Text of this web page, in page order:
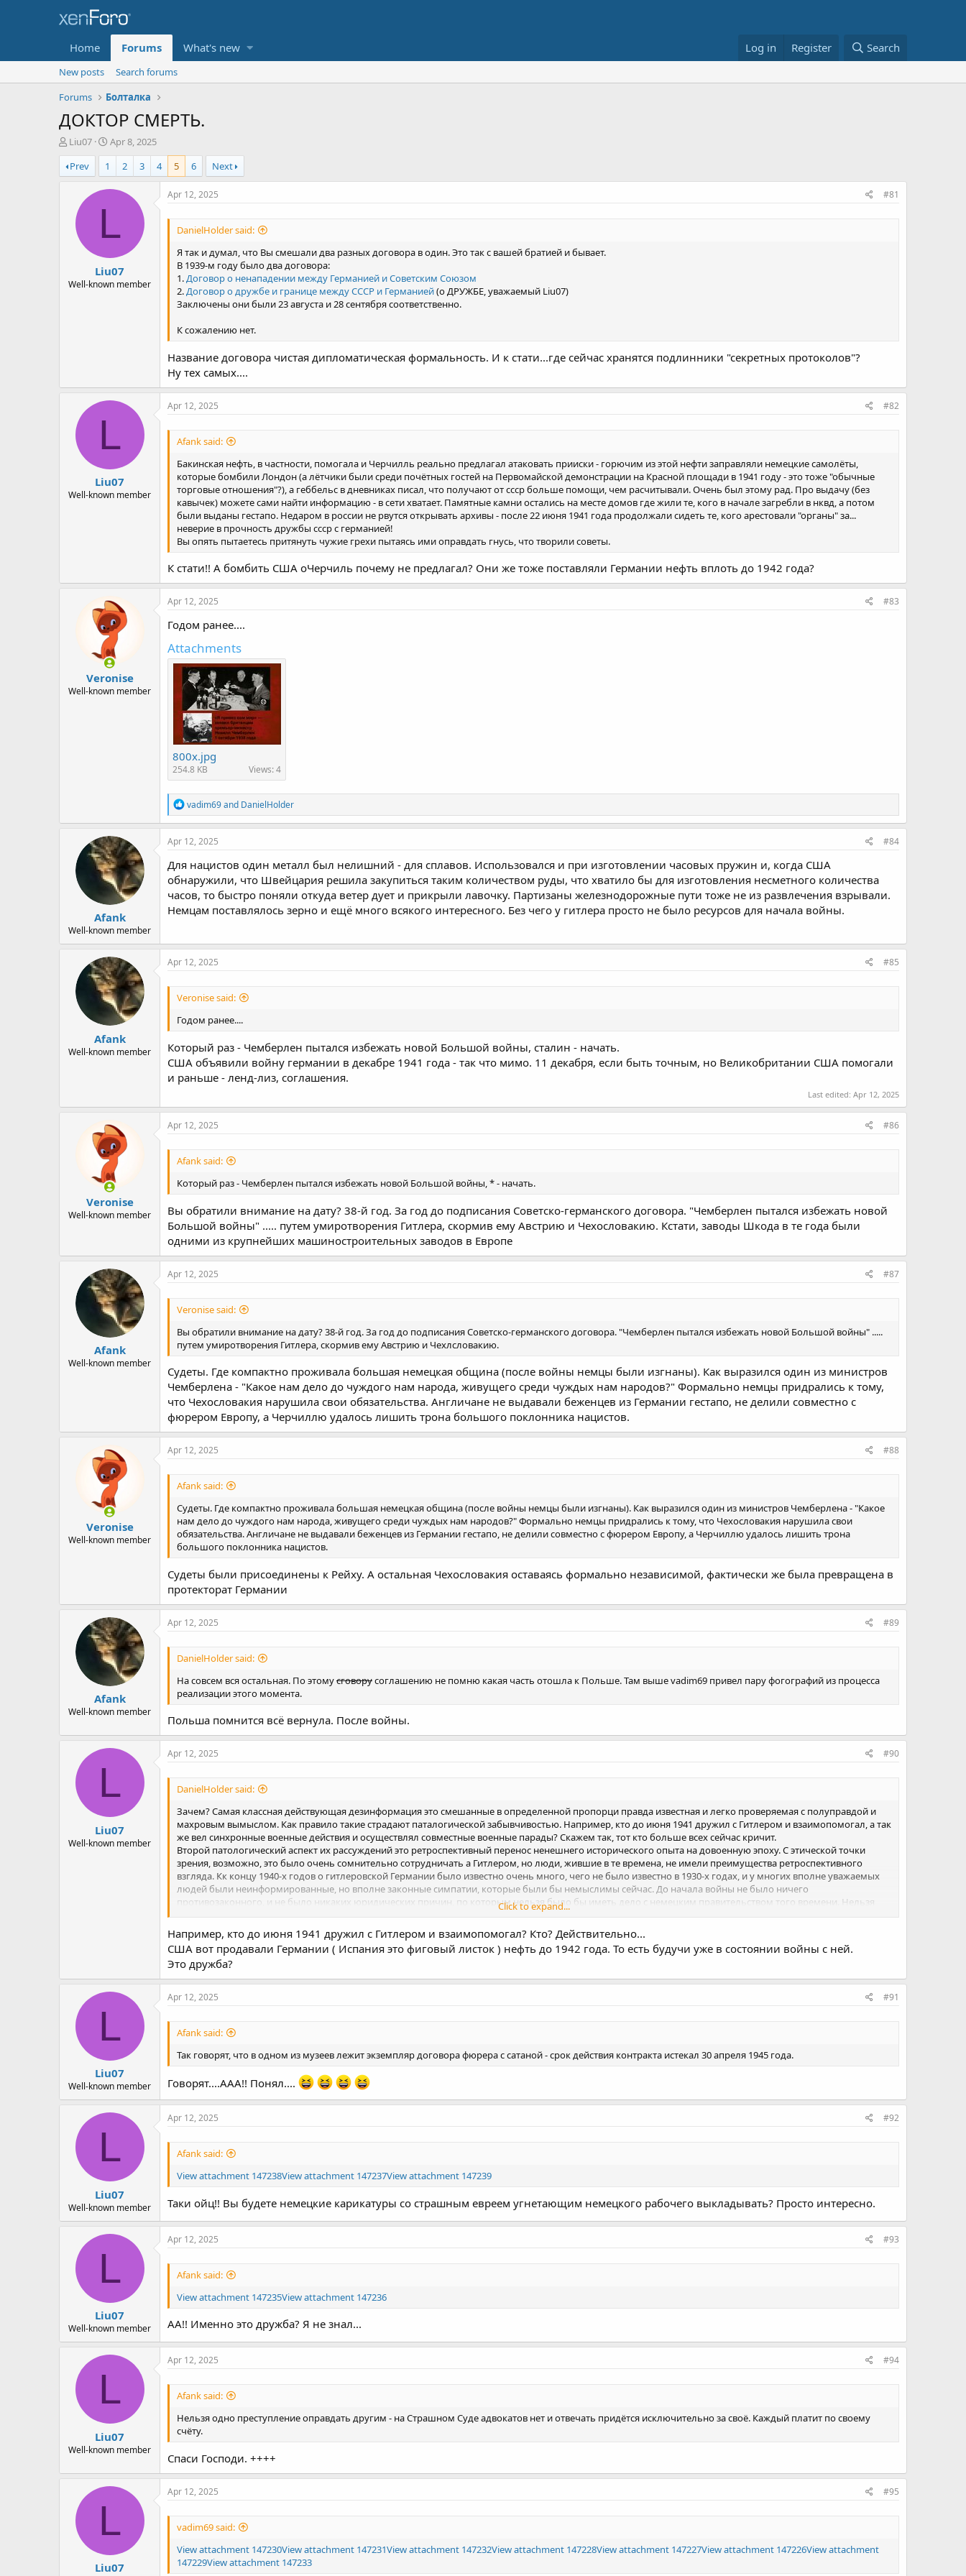
Home Forums What's new Log in Register Search
New posts
Search forums
Forums
Болталка
ДОКТОР СМЕРТЬ.
T
h
r
e
e
Liu07
S
t
r
t
t
Apr 8, 2025
Prev
1 2 3 4 5 6 Next
L
Liu07
Well-known member
Apr 12, 2025 #81
DanielHolder said:
Я так и думал, что Вы смешали два разных договора в один. Это так с вашей братией и бывает.
В 1939-м году было два договора:
1.Договор о ненападении между Германией и Советским Союзом
2.Договор о дружбе и границе между СССР и Германией(о ДРУЖБЕ, уважаемый Liu07)
Заключены они были 23 августа и 28 сентября соответственно.
К сожалению нет.
Название договора чистая дипломатическая формальность. И к стати...где сейчас хранятся подлинники "секретных протоколов"?
Ну тех самых....
L
Liu07
Well-known member
Apr 12, 2025 #82
Afank said:
Бакинская нефть, в частности, помогала и Черчилль реально предлагал атаковать прииски - горючим из этой нефти заправляли немецкие самолёты,
которые бомбили Лондон (а лётчики были среди почётных гостей на Первомайской демонстрации на Красной площади в 1941 году - это тоже "обычные
торговые отношения"?), а геббельс в дневниках писал, что получают от ссср больше помощи, чем расчитывали. Очень был этому рад. Про выдачу (без
кавычек) можете сами найти информацию - в сети хватает. Памятные камни остались на месте домов где жили те, кого в начале загребли в нквд, а потом
были выданы гестапо. Недаром в россии не рвутся открывать архивы - после 22 июня 1941 года продолжали сидеть те, кого арестовали "органы" за...
неверие в прочность дружбы ссср с германией!
Вы опять пытаетесь притянуть чужие грехи пытаясь ими оправдать гнусь, что творили советы.
К стати!! А бомбить США оЧерчиль почему не предлагал? Они же тоже поставляли Германии нефть вплоть до 1942 года?
Veronise
Well-known member
Apr 12, 2025 #83
Годом ранее....
Attachments
800x.jpg
254.8 KB Views: 4
R
e
a
c
i
o
n
s
:
vadim69and DanielHolder
Afank
Well-known member
Apr 12, 2025 #84
Для нацистов один металл был нелишний - для сплавов. Использовался и при изготовлении часовых пружин и, когда США
обнаружили, что Швейцария решила закупиться таким количеством руды, что хватило бы для изготовления несметного количества
часов, то быстро поняли откуда ветер дует и прикрыли лавочку. Партизаны железнодорожные пути тоже не из развлечения взрывали.
Немцам поставлялось зерно и ещё много всякого интересного. Без чего у гитлера просто не было ресурсов для начала войны.
Afank
Well-known member
Apr 12, 2025 #85
Veronise said:
Годом ранее....
Который раз - Чемберлен пытался избежать новой Большой войны, сталин - начать.
США объявили войну германии в декабре 1941 года - так что мимо. 11 декабря, если быть точным, но Великобритании США помогали
и раньше - ленд-лиз, соглашения.
Last edited: Apr 12, 2025
Veronise
Well-known member
Apr 12, 2025 #86
Afank said:
Который раз - Чемберлен пытался избежать новой Большой войны, * - начать.
Вы обратили внимание на дату? 38-й год. За год до подписания Советско-германского договора. "Чемберлен пытался избежать новой
Большой войны" ..... путем умиротворения Гитлера, скормив ему Австрию и Чехословакию. Кстати, заводы Шкода в те года были
одними из крупнейших машиностроительных заводов в Европе
Afank
Well-known member
Apr 12, 2025 #87
Veronise said:
Вы обратили внимание на дату? 38-й год. За год до подписания Советско-германского договора. "Чемберлен пытался избежать новой Большой войны" .....
путем умиротворения Гитлера, скормив ему Австрию и Чехлсловакию.
Судеты. Где компактно проживала большая немецкая община (после войны немцы были изгнаны). Как выразился один из министров
Чемберлена - "Какое нам дело до чуждого нам народа, живущего среди чуждых нам народов?" Формально немцы придрались к тому,
что Чехословакия нарушила свои обязательства. Англичане не выдавали беженцев из Германии гестапо, не делили совместно с
фюрером Европу, а Черчиллю удалось лишить трона большого поклонника нацистов.
Veronise
Well-known member
Apr 12, 2025 #88
Afank said:
Судеты. Где компактно проживала большая немецкая община (после войны немцы были изгнаны). Как выразился один из министров Чемберлена - "Какое
нам дело до чуждого нам народа, живущего среди чуждых нам народов?" Формально немцы придрались к тому, что Чехословакия нарушила свои
обязательства. Англичане не выдавали беженцев из Германии гестапо, не делили совместно с фюрером Европу, а Черчиллю удалось лишить трона
большого поклонника нацистов.
Судеты были присоединены к Рейху. А остальная Чехословакия оставаясь формально независимой, фактически же была превращена в
протекторат Германии
Afank
Well-known member
Apr 12, 2025 #89
DanielHolder said:
На совсем вся остальная. По этомусговорусоглашению не помню какая часть отошла к Польше. Там выше vadim69 привел пару фогографий из процесса
реализации этого момента.
Польша помнится всё вернула. После войны.
L
Liu07
Well-known member
Apr 12, 2025 #90
DanielHolder said:
Зачем? Самая классная действующая дезинформация это смешанные в определенной пропорци правда известная и легко проверяемая с полуправдой и
махровым вымыслом. Как правило такие страдают паталогической забывчивостью. Например, кто до июня 1941 дружил с Гитлером и взаимопомогал, а так
же вел синхронные военные действия и осуществлял совместные военные парады? Скажем так, тот кто больше всех сейчас кричит.
Второй патологический аспект их рассуждений это ретроспективный перенос ненешнего исторического опыта на довоенную эпоху. С этической точки
зрения, возможно, это было очень сомнительно сотрудничать а Гитлером, но люди, жившие в те времена, не имели преимущества ретроспективного
взгляда. Кк концу 1940-х годов о гитлеровской Германии было известно очень много, чего не было известно в 1930-х годах, и у многих вполне уважаемых
людей были неинформированные, но вполне законные симпатии, которые были бы немыслимы сейчас. До начала войны не было ничего
противозаконного, и не было никаких юридических причин, по которым нельзя было бы иметь дело с немецким правительством того времени. Нельзя
Click to expand...
Например, кто до июня 1941 дружил с Гитлером и взаимопомогал? Кто? Действительно...
США вот продавали Германии ( Испания это фиговый листок ) нефть до 1942 года. То есть будучи уже в состоянии войны с ней.
Это дружба?
L
Liu07
Well-known member
Apr 12, 2025 #91
Afank said:
Так говорят, что в одном из музеев лежит экземпляр договора фюрера с сатаной - срок действия контракта истекал 30 апреля 1945 года.
Говорят....ААА!! Понял....
L
Liu07
Well-known member
Apr 12, 2025 #92
Afank said:
View attachment 147238View attachment 147237View attachment 147239
Таки ойц!! Вы будете немецкие карикатуры со страшным евреем угнетающим немецкого рабочего выкладывать? Просто интересно.
L
Liu07
Well-known member
Apr 12, 2025 #93
Afank said:
View attachment 147235View attachment 147236
АА!! Именно это дружба? Я не знал...
L
Liu07
Well-known member
Apr 12, 2025 #94
Afank said:
Нельзя одно преступление оправдать другим - на Страшном Суде адвокатов нет и отвечать придётся исключительно за своё. Каждый платит по своему
счёту.
Спаси Господи. ++++
L
Liu07
Apr 12, 2025 #95
vadim69 said:
View attachment 147230View attachment 147231View attachment 147232View attachment 147228View attachment 147227View attachment 147226View attachment
147229View attachment 147233